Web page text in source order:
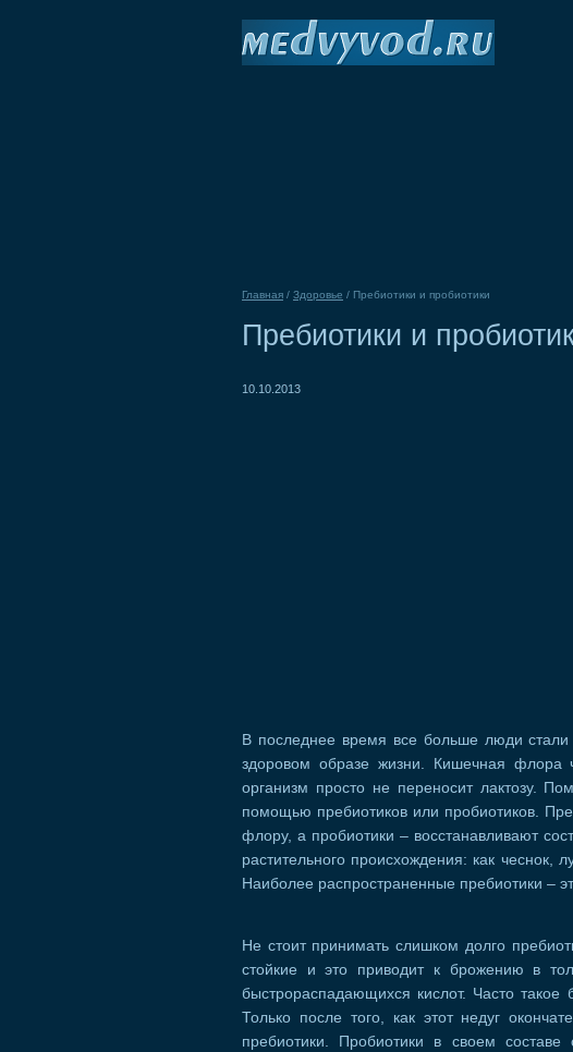
Главная / Здоровье / Пребиотики и пробиотики
Пребиотики и
10.10.2013
В последнее время все больше люди стали
здоровом образе жизни. Кишечная флора
организм просто не переносит лактозу.
помощью пребиотиков или пробиотиков.
флору, а пробиотики – восстанавливают
растительного происхождения: как чеснок,
Наиболее распространенные пребиотики –
Не стоит принимать слишком долго
стойкие и это приводит к брожению в
быстрораспадающихся кислот. Часто такое
Только после того, как этот недуг
пребиотики. Пробиотики в своем